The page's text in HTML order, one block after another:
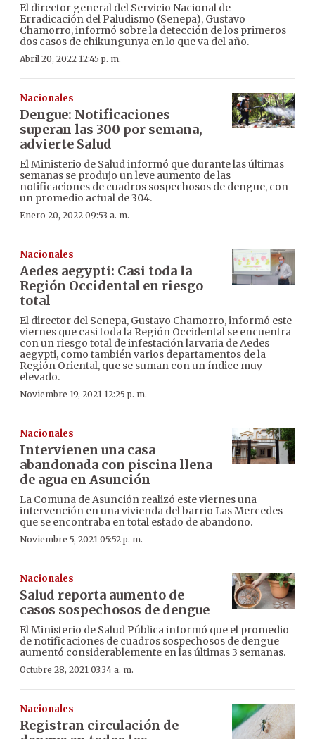
El director general del Servicio Nacional de
Erradicación del Paludismo (Senepa), Gustavo
Chamorro, informó sobre la detección de los primeros
dos casos de chikungunya en lo que va del año.
Abril 20, 2022 12:45 p. m.
Nacionales
Dengue: Notificaciones
superan las 300 por semana,
advierte Salud
El Ministerio de Salud informó que durante las últimas
semanas se produjo un leve aumento de las
notificaciones de cuadros sospechosos de dengue, con
un promedio actual de 304.
Enero 20, 2022 09:53 a. m.
Nacionales
Aedes aegypti: Casi toda la
Región Occidental en riesgo
total
El director del Senepa, Gustavo Chamorro, informó este
viernes que casi toda la Región Occidental se encuentra
con un riesgo total de infestación larvaria de Aedes
aegypti, como también varios departamentos de la
Región Oriental, que se suman con un índice muy
elevado.
Noviembre 19, 2021 12:25 p. m.
Nacionales
Intervienen una casa
abandonada con piscina llena
de agua en Asunción
La Comuna de Asunción realizó este viernes una
intervención en una vivienda del barrio Las Mercedes
que se encontraba en total estado de abandono.
Noviembre 5, 2021 05:52 p. m.
Nacionales
Salud reporta aumento de
casos sospechosos de dengue
El Ministerio de Salud Pública informó que el promedio
de notificaciones de cuadros sospechosos de dengue
aumentó considerablemente en las últimas 3 semanas.
Octubre 28, 2021 03:34 a. m.
Nacionales
Registran circulación de